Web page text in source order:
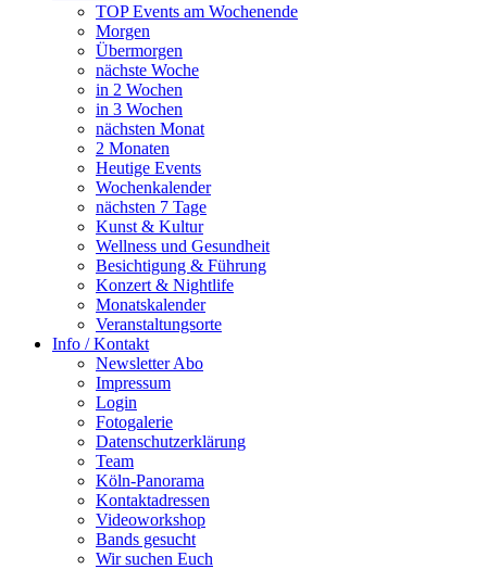
TOP Events am Wochenende
Morgen
Übermorgen
nächste Woche
in 2 Wochen
in 3 Wochen
nächsten Monat
2 Monaten
Heutige Events
Wochenkalender
nächsten 7 Tage
Kunst & Kultur
Wellness und Gesundheit
Besichtigung & Führung
Konzert & Nightlife
Monatskalender
Veranstaltungsorte
Info / Kontakt
Newsletter Abo
Impressum
Login
Fotogalerie
Datenschutzerklärung
Team
Köln-Panorama
Kontaktadressen
Videoworkshop
Bands gesucht
Wir suchen Euch